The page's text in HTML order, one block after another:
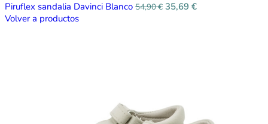
Piruflex sandalia Davinci Blanco 54,90€ 35,69 €
Volver a productos